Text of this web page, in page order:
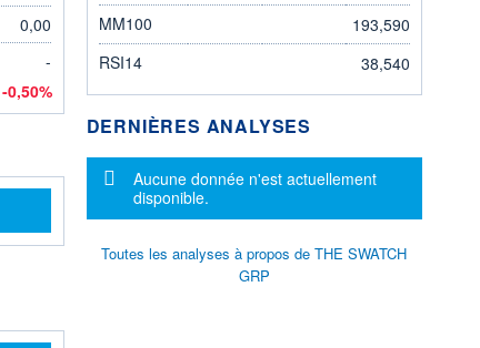
0,00
-
-0,50%
MM100
193,590
RSI14
38,540
DERNIÈRES ANALYSES
Message d'information
Aucune donnée n'est actuellement
disponible.
Toutes les analyses à propos de THE SWATCH
GRP